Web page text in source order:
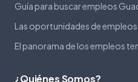
Guía para buscar empleos
Las oportunidades de
El panorama de los empleos
¿Quiénes Somos?